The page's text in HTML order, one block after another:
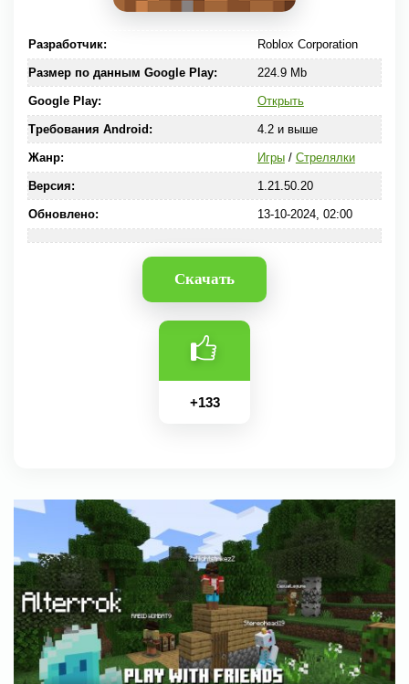
Разработчик: Roblox Corporation
Размер по данным Google Play: 224.9 Mb
Google Play: Открыть
Требования Android: 4.2 и выше
Жанр: Игры/ Стрелялки
Версия: 1.21.50.20
Обновлено: 13-10-2024, 02:00
Скачать
+133